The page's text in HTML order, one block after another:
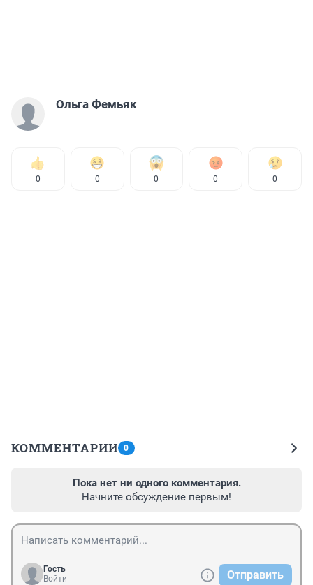
Ольга Фемьяк
0 0 0 0 0
КОММЕНТАРИИ 0
Пока нет ни одного комментария.
Начните обсуждение первым!
Гость
Войти
Отправить